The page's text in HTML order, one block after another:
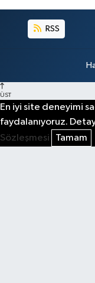
RSS
ÜST
En iyi site deneyimi
faydalanıyoruz.
Sözleşmesi
Tamam